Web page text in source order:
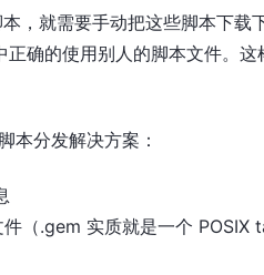
，就需要手动把这些脚本下载
确的使用别人的脚本文件。这
本分发解决方案：
（.gem 实质就是一个 POSIX